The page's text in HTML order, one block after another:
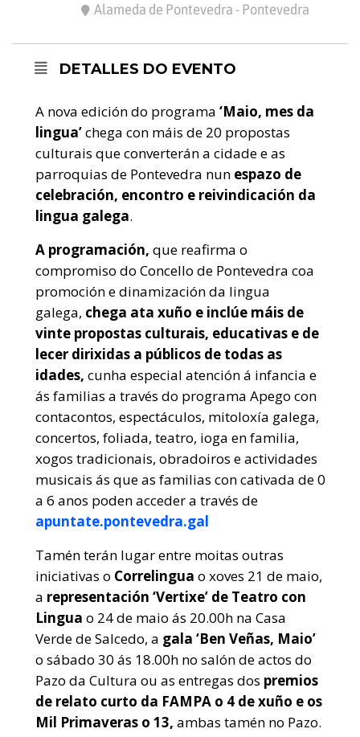
Alameda de Pontevedra - Pontevedra
DETALLES DO EVENTO
A nova edición do programa ‘Maio, mes da
lingua’chega con máis de 20 propostas
culturais que converterán a cidade e as
parroquias de Pontevedra nun espazo de
celebración, encontro e reivindicación da
lingua galega.
A programación, que reafirma o
compromiso do Concello de Pontevedra coa
promoción e dinamización da lingua
galega, chega ata xuño e inclúe máis de
vinte propostas culturais, educativas e de
lecer dirixidas a públicos de todas as
idades, cunha especial atención á infancia e
ás familias a través do programa Apego con
contacontos, espectáculos, mitoloxía galega,
concertos, foliada, teatro, ioga en familia,
xogos tradicionais, obradoiros e actividades
musicais ás que as familias con cativada de 0
a 6 anos poden acceder a través de
apuntate.pontevedra.gal
Tamén terán lugar entre moitas outras
iniciativas o Correlingua o xoves 21 de maio,
a representación ‘Vertixe’ de Teatro con
Lingua o 24 de maio ás 20.00h na Casa
Verde de Salcedo, a gala ‘Ben Veñas, Maio’
o sábado 30 ás 18.00h no salón de actos do
Pazo da Cultura ou as entregas dos premios
de relato curto da FAMPA o 4 de xuño e os
Mil Primaveras o 13, ambas tamén no Pazo.